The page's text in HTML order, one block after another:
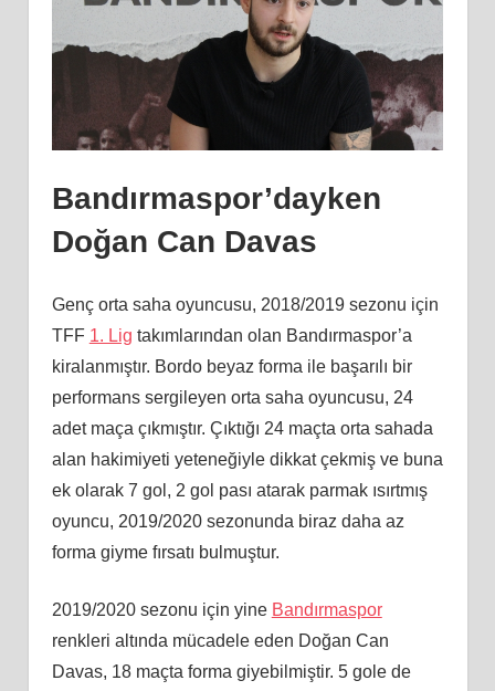
Bandırmaspor’dayken
Doğan Can Davas
Genç orta saha oyuncusu, 2018/2019 sezonu için
TFF 1. Lig takımlarından olan Bandırmaspor’a
kiralanmıştır. Bordo beyaz forma ile başarılı bir
performans sergileyen orta saha oyuncusu, 24
adet maça çıkmıştır. Çıktığı 24 maçta orta sahada
alan hakimiyeti yeteneğiyle dikkat çekmiş ve buna
ek olarak 7 gol, 2 gol pası atarak parmak ısırtmış
oyuncu, 2019/2020 sezonunda biraz daha az
forma giyme fırsatı bulmuştur.
2019/2020 sezonu için yine Bandırmaspor
renkleri altında mücadele eden Doğan Can
Davas, 18 maçta forma giyebilmiştir. 5 gole de